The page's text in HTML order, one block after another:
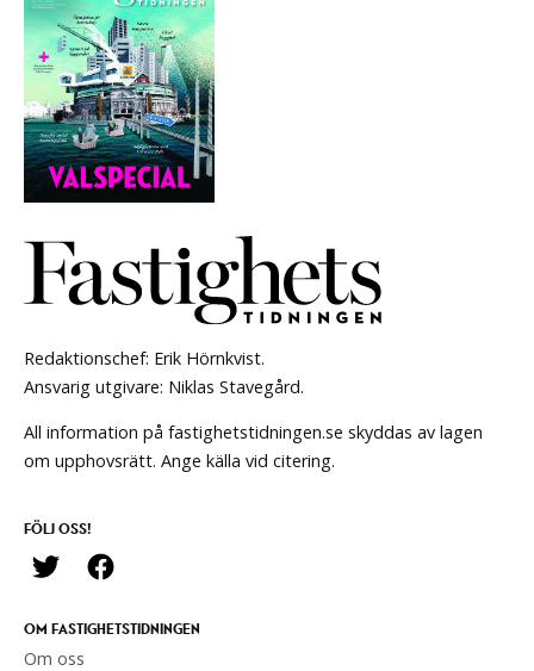
Redaktionschef: Erik Hörnkvist.
Ansvarig utgivare: Niklas Stavegård.
All information på fastighetstidningen.se skyddas av lagen
om upphovsrätt. Ange källa vid citering.
FÖLJ OSS!
OM FASTIGHETSTIDNINGEN
Om oss